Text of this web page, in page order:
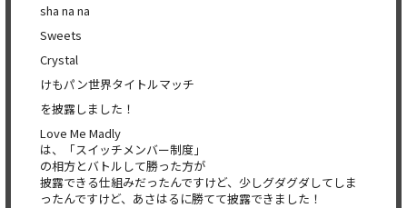
sha na na
Sweets
Crystal
けもパン世界タイトルマッチ
を披露しました！
Love Me Madly
は、「スイッチメンバー制度｣
の相方とバトルして勝った方が
披露できる仕組みだったんですけど、少しグダグダしてしま
ったんですけど、あさはるに勝てて披露できました！